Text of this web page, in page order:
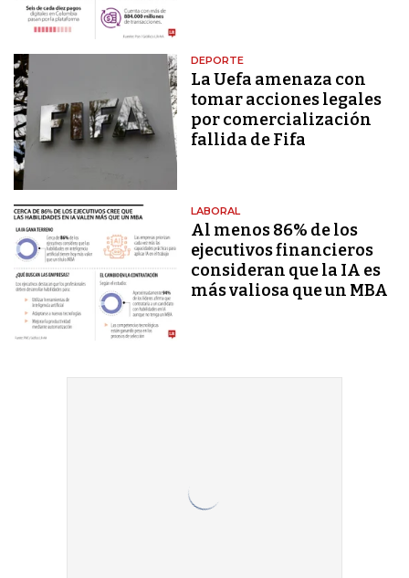
DEPORTE
La Uefa amenaza con
tomar acciones legales
por comercialización
fallida de Fifa
LABORAL
Al menos 86% de los
ejecutivos financieros
consideran que la IA es
más valiosa que un MBA